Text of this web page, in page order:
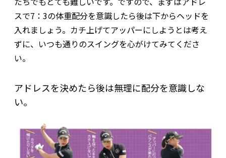
スで7：3の体重配分を意識したら後は下からヘッドを
入れましょう。カチ上げてアッパーにしようとは考え
ずに、いつも通りのスイングを心がけてみてくださ
い。
アドレスを決めたら後は無理に配分を意識しな
い。